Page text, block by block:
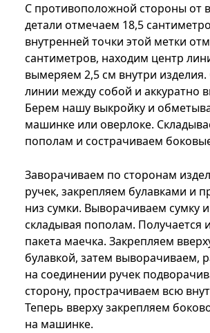
С противоположной стороны от
детали отмечаем 18,5
внутренней точки этой метки
сантиметров, находим центр
вымеряем 2,5 см внутри
линии между собой и аккуратно
Берем нашу выкройку и
машинке или оверлоке.
пополам и сострачиваем
Заворачиваем по сторонам
ручек, закрепляем булавками и
низ сумки. Выворачиваем сумку
складывая пополам. Получается
пакета маечка. Закрепляем
булавкой, затем выворачиваем,
на соединении ручек
сторону, прострачиваем всю
Теперь вверху закрепляем
на машинке.